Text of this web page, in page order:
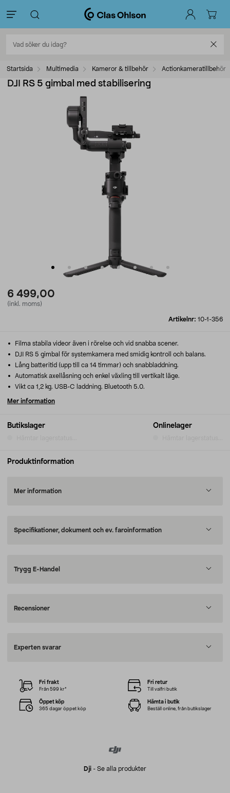
Startsida Multimedia Kameror & tillbehör Actionkameratillbehör
DJI RS 5 gimbal med stabilisering
6 499,00
(inkl. moms)
Artikelnr: 10-1-356
Butikslager Onlinelager
Filma stabila videor även i rörelse och vid snabba scener.
DJI RS 5 gimbal för systemkamera med smidig kontroll och balans.
Lång batteritid (upp till ca 14 timmar) och snabbladdning.
Automatisk axellåsning och enkel växling till vertikalt läge.
Vikt ca 1,2 kg. USB-C laddning. Bluetooth 5.0.
Mer information
Produktinformation
Mer information
Specifikationer, dokument och ev. faroinformation
Trygg E-Handel
Recensioner
Experten svarar
Dji - Se alla produkter
Fri frakt
Från 599 kr*
Fri retur
Till valfri butik
Öppet köp
365 dagar öppet köp
Hämta i butik
Beställ online, från butikslager